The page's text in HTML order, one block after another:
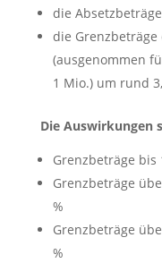
die
die
(ausgenommen
1 Mio.) um rund
Die Auswirkungen
Grenzbeträge
Grenzbeträge
%
Grenzbeträge
%